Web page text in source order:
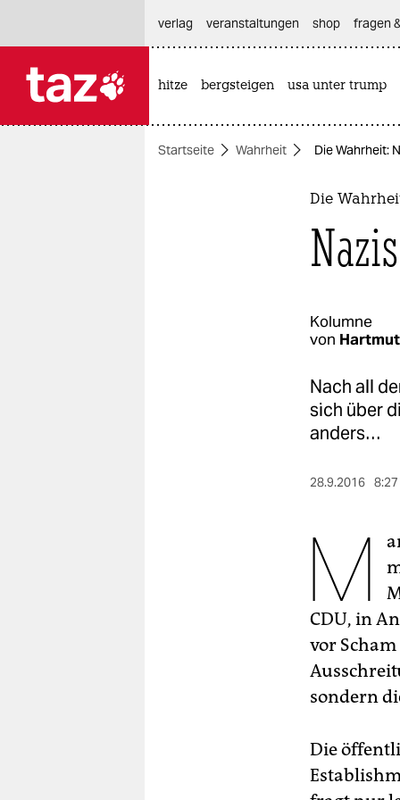
themen
verlag
veranstaltungen shop fragen
hitze bergsteigen usa unter trump
Startseite Wahrheit Die Wahrheit:
Die
Kolumne
von
Nach all
sich über
anders…
28.9.2016
M
CDU, in
vor
sondern
Die